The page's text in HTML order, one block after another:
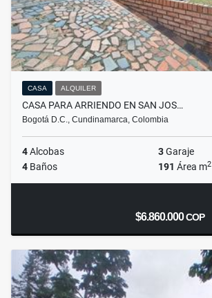
CASA ALQUILER
CASA PARA ARRIENDO EN SAN JOS…
Bogotá D.C., Cundinamarca, Colombia
4Alcobas 3Garaje
4 Baños 191 Área m2
$6.860.000COP